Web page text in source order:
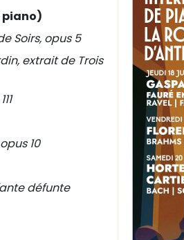
piano)
Soirs, opus 5
extrait de Trois
10
défunte